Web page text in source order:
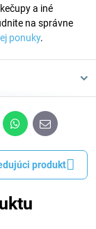
a iné
na správne
ponuky.
WhatsApp
E-
mail
produkt